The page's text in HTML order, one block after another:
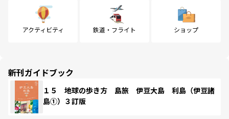
アクティビティ 鉄道・フライト ショップ
新刊ガイドブック
１５ 地球の歩き方 島旅 伊豆大島 利島（伊豆諸
島①）３訂版